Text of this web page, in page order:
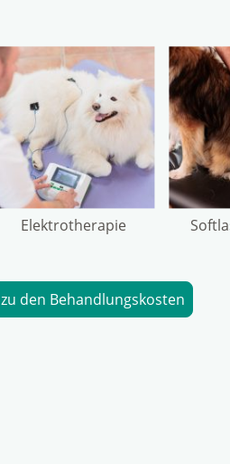
Elektrotherapie
zu den Behandlungskosten